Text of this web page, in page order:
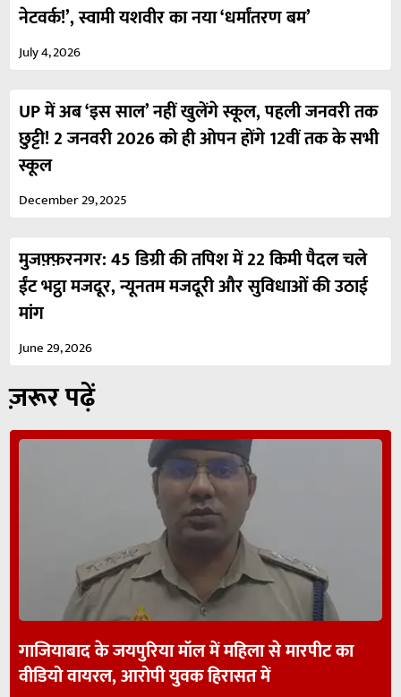
नेटवर्क!’, स्वामी यशवीर का नया ‘धर्मांतरण बम’
July 4, 2026
UP में अब ‘इस साल’ नहीं खुलेंगे स्कूल, पहली जनवरी तक
छुट्टी! 2 जनवरी 2026 को ही ओपन होंगे 12वीं तक के सभी
स्कूल
December 29, 2025
मुजफ़्फ़रनगर: 45 डिग्री की तपिश में 22 किमी पैदल चले
ईंट भट्ठा मजदूर, न्यूनतम मजदूरी और सुविधाओं की उठाई
मांग
June 29, 2026
ज़रूर पढ़ें
गाजियाबाद के जयपुरिया मॉल में महिला से मारपीट का
वीडियो वायरल, आरोपी युवक हिरासत में